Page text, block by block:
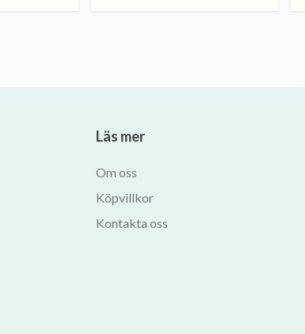
Läs mer
Om oss
Köpvillkor
Kontakta oss